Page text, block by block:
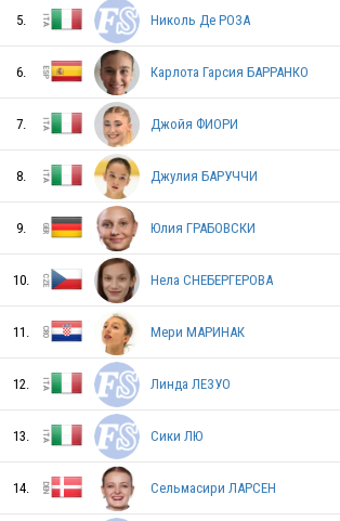
ITA
MON
AUT
TUR
FRA
GER
5. Николь Де РОЗА
6. Карлота Гарсия БАРРАНКО
7. Джойя ФИОРИ
8. Джулия БАРУЧЧИ
9. Юлия ГРАБОВСКИ
10. Нела СНЕБЕРГЕРОВА
11. Мери МАРИНАК
12. Линда ЛЕЗУО
13. Сики ЛЮ
14. Сельмасири ЛАРСЕН